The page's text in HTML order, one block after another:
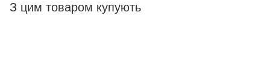
З цим товаром купують